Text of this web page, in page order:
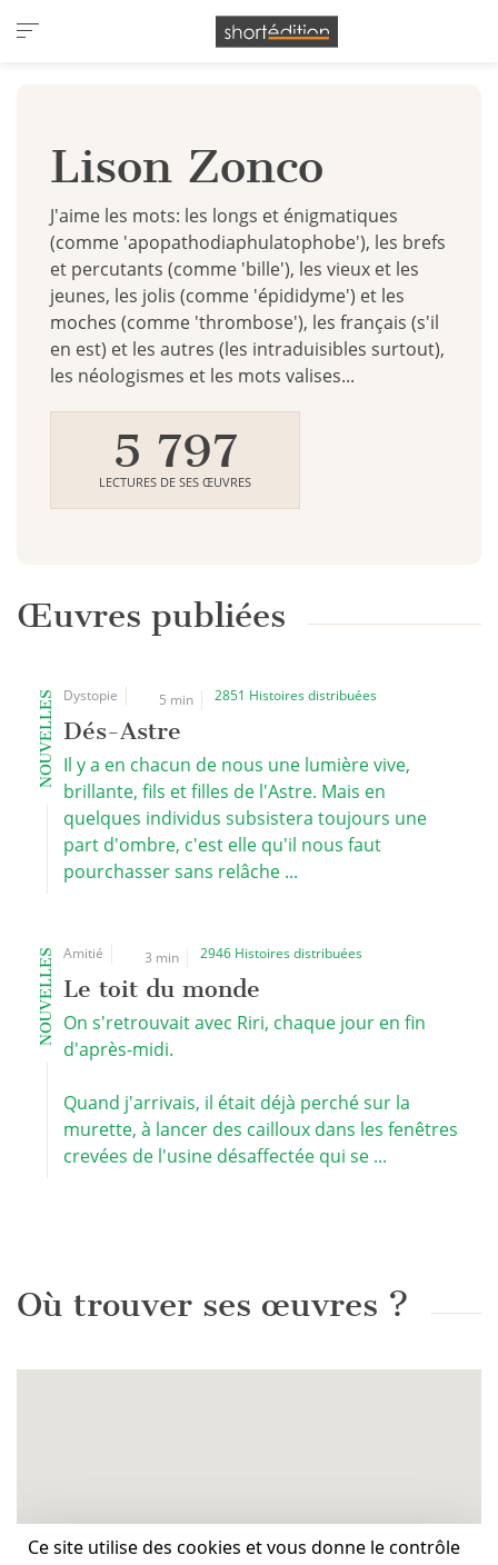
Panneau de gestion des cookies
Lison Zonco
J'aime les mots: les longs et énigmatiques
(comme 'apopathodiaphulatophobe'), les brefs
et percutants (comme 'bille'), les vieux et les
jeunes, les jolis (comme 'épididyme') et les
moches (comme 'thrombose'), les français (s'il
en est) et les autres (les intraduisibles surtout),
les néologismes et les mots valises...
5 797
LECTURES DE SES ŒUVRES
Œuvres publiées
NOUVELLES Dystopie 5 min 2851 Histoires distribuées
Dés-Astre
Il y a en chacun de nous une lumière vive,
brillante, fils et filles de l'Astre. Mais en
quelques individus subsistera toujours une
part d'ombre, c'est elle qu'il nous faut
pourchasser sans relâche ...
NOUVELLES Amitié 3 min 2946 Histoires distribuées
Le toit du monde
On s'retrouvait avec Riri, chaque jour en fin
d'après-midi.
Quand j'arrivais, il était déjà perché sur la
murette, à lancer des cailloux dans les fenêtres
crevées de l'usine désaffectée qui se ...
Où trouver ses œuvres ?